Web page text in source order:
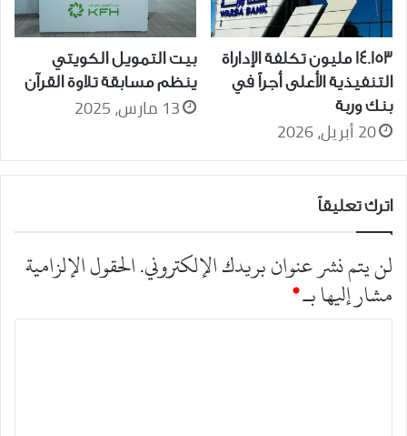
14.153 مليون تكلفة الإداراة
التنفيذية الأعلى أجراً في
بنك وربة
20 أبريل، 2026
بيت التمويل الكويتي
ينظم مسابقة تلاوة القرآن
13 مارس، 2025
اترك تعليقاً
لن يتم نشر عنوان بريدك الإلكتروني.الحقول الإلزامية
مشار إليها بـ*
ا